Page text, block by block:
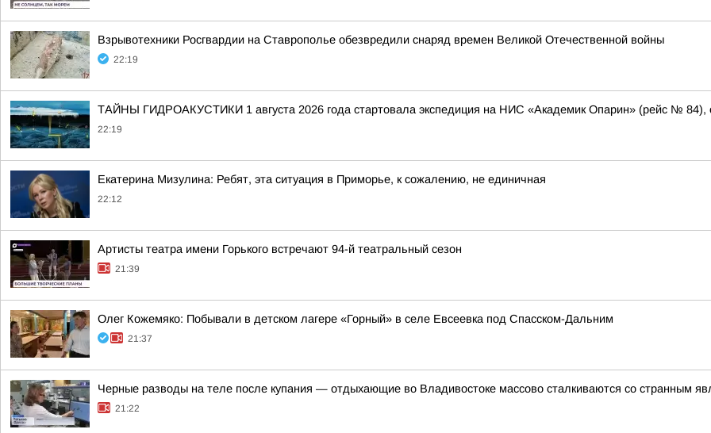
Взрывотехники Росгвардии на Ставрополье обезвредили снаряд времен Великой Отечественной войны
22:19
ТАЙНЫ ГИДРОАКУСТИКИ 1 августа 2026 года стартовала экспедиция на НИС «Академик Опарин» (рейс №
22:19
Екатерина Мизулина: Ребят, эта ситуация в Приморье, к сожалению, не единичная
22:12
Артисты театра имени Горького встречают 94-й театральный сезон
21:39
Олег Кожемяко: Побывали в детском лагере «Горный» в селе Евсеевка под Спасском-Дальним
21:37
Черные разводы на теле после купания — отдыхающие во Владивостоке массово сталкиваются со странным
21:22